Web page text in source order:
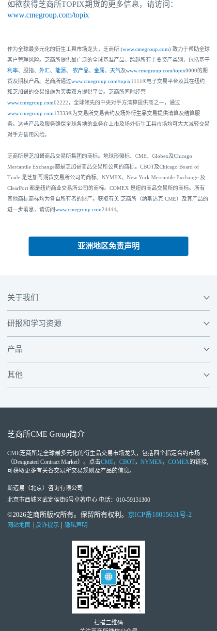
如欲获得芝商所TOPIX期货的更多信息，请访问：
www.cmegroup.com/topix
作为全球最多元化的衍生工具市场龙头，芝商所 (www.cmegroup.com) 致力于帮助全球
客户管理风险。芝商所提供最广泛的全球基准产品，跨越所有主要资产类别，包括基于
利率、股指、 外汇、 能源、 农产品、 金属、 天气及www.cmegroup.com/topix0000的期
货及期权产品。芝商所通过www.cmegroup.com/topix1111®电子交易平台及其在纽约
和芝加哥的交易设施为买卖双方提供平台。芝商所同时经营
www.cmegroup.com02222，全球领先的中央对手方清算提供商之一，通过
www.cmegroup.com13333®为交易所交易合约及场外衍生品交易提供清算及结算服
务。这些产品及服务确保全球各地的业务在上市及场外衍生工具市场均可大大减轻交易
对手方信用风险。
芝商所是芝加哥商品交易所集团的商标。地球形徽标、CME、Globex及Chicago
Mercantile Exchange都是芝加哥商品交易所公司的商标。CBOT及Chicago Board of
Trade 是芝加哥期货交易所公司的商标。NYMEX、New York Mercantile Exchange 及
ClearPort 都是纽约商业交易所公司的商标。COMEX 是纽约商品交易所的商标。所有
其他商标商标均为各自所有者的财产。获取有关 芝商所（纳斯达克:CME）及其产品的
进一步消息，请访问www.cmegroup.com24444。
亚洲地区免责声明
关于我们
研报和学习资源
产品
其他
芝商所CME Group简介
CME芝商所是全球最多元化的衍生品交易市场龙头，包括四个指定合约市场
（Designated Contract Market）。点击CME， CBOT， NYMEX， COMEX的链接,
可获取更多有关各交易所交易规则及产品的信息。
斯迈易（北京）咨询有限公司
北京市西城区武定侯街6号卓著中心 电话：010-59131300
©2026芝商所版权所有。保留所有权利。 京ICP备18015631号-2
网站地图 反诈提示 隐私声明
扫描二维码